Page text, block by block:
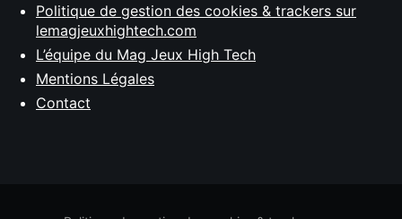
Politique de gestion des cookies & trackers sur
lemagjeuxhightech.com
L’équipe du Mag Jeux High Tech
Mentions Légales
Contact